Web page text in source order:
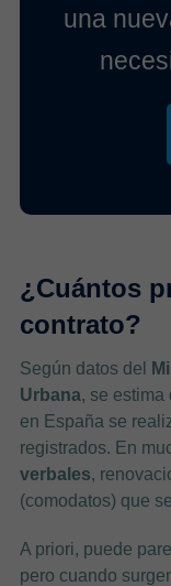
una
¿Cuántos
contrato?
Según datos del
Urbana, se estima
en España se
registrados. En
verbales,
(comodatos) que
A priori, puede
pero cuando